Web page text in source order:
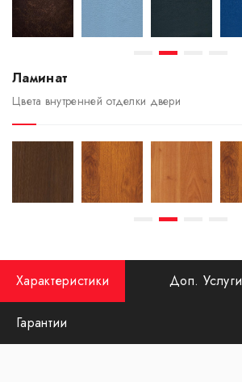
Ламинат
Цвета внутренней отделки двери
Характеристики Доп. Услуги
Гарантии